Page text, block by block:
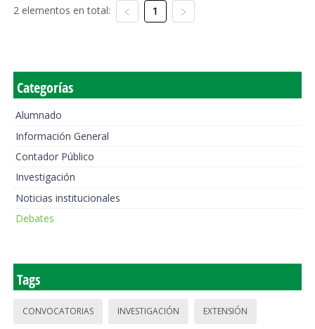
2 elementos en total: 1
Categorías
Alumnado
Información General
Contador Público
Investigación
Noticias institucionales
Debates
Tags
CONVOCATORIAS INVESTIGACIÓN EXTENSIÓN